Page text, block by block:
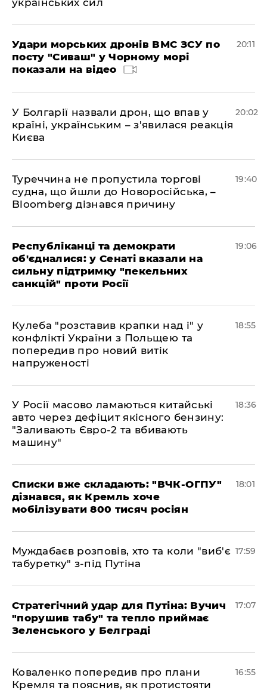
українських сил
Удари морських дронів ВМС ЗСУ по
посту "Сиваш" у Чорному морі
показали на відео
20:11
У Болгарії назвали дрон, що впав у
країні, українським – з'явилася реакція
Києва
20:02
Туреччина не пропустила торгові
судна, що йшли до Новоросійська, –
Bloomberg дізнався причину
19:40
Республіканці та демократи
об'єдналися: у Сенаті вказали на
сильну підтримку "пекельних
санкцій" проти Росії
19:06
Кулеба "розставив крапки над і" у
конфлікті України з Польщею та
попередив про новий витік
напруженості
18:55
У Росії масово ламаються китайські
авто через дефіцит якісного бензину:
"Заливають Євро-2 та вбивають
машину"
18:36
Списки вже складають: "ВЧК-ОГПУ"
дізнався, як Кремль хоче
мобілізувати 800 тисяч росіян
18:01
Муждабаєв розповів, хто та коли "виб'є
табуретку" з-під Путіна
17:59
Стратегічний удар для Путіна: Вучич
"порушив табу" та тепло приймає
Зеленського у Белграді
17:07
Коваленко попередив про плани
Кремля та пояснив, як протистояти
16:55